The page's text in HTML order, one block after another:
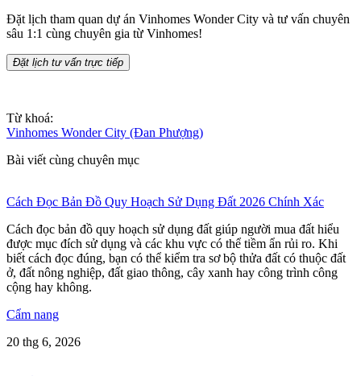
Đặt lịch tham quan dự án Vinhomes Wonder City và tư vấn chuyên
sâu 1:1 cùng chuyên gia từ Vinhomes!
Đặt lịch tư vấn trực tiếp
Từ khoá:
Vinhomes Wonder City (Đan Phượng)
Bài viết cùng chuyên mục
Cách Đọc Bản Đồ Quy Hoạch Sử Dụng Đất 2026 Chính Xác
Cách đọc bản đồ quy hoạch sử dụng đất giúp người mua đất hiểu
được mục đích sử dụng và các khu vực có thể tiềm ẩn rủi ro. Khi
biết cách đọc đúng, bạn có thể kiểm tra sơ bộ thửa đất có thuộc đất
ở, đất nông nghiệp, đất giao thông, cây xanh hay công trình công
cộng hay không.
Cẩm nang
20 thg 6, 2026